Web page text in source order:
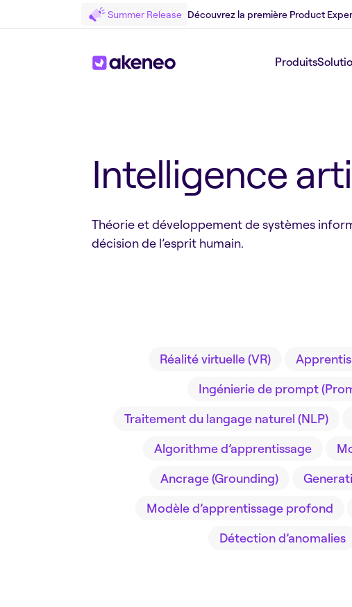
Summer Release Découvrez la première Product
Produits
Intelligence
Théorie et développement de systèmes
décision de l’esprit humain.
Réalité virtuelle (VR)
Ingénierie de prompt
Traitement du langage naturel (NLP)
Algorithme d’apprentissage
Ancrage (Grounding)
Modèle d’apprentissage profond
Détection d’anomalies